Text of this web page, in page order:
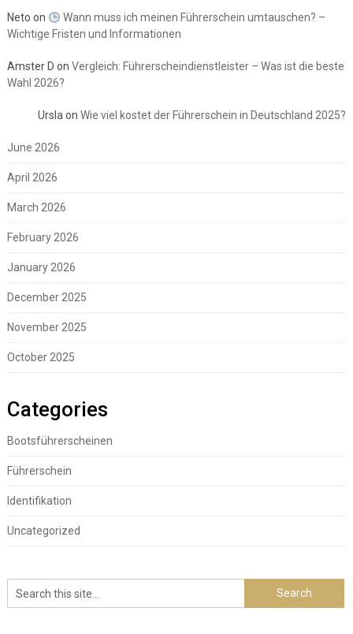
Neto on
Wann muss ich meinen Führerschein umtauschen? –
Wichtige Fristen und Informationen
Amster D on Vergleich: Führerscheindienstleister – Was ist die beste
Wahl 2026?
UrslaonWie viel kostet der Führerschein in Deutschland 2025?
June 2026
April 2026
March 2026
February 2026
January 2026
December 2025
November 2025
October 2025
Categories
Bootsführerscheinen
Führerschein
Identifikation
Uncategorized